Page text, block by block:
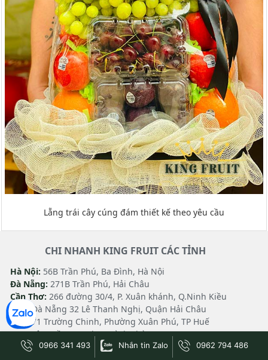
Lẵng trái cây cúng đám thiết kế theo yêu cầu
CHI NHANH KING FRUIT CÁC TỈNH
Hà Nội: 56B Trần Phú, Ba Đình, Hà Nội
Đà Nẵng: 271B Trần Phú, Hải Châu
Cần Thơ: 266 đường 30/4, P. Xuân khánh, Q.Ninh Kiều
CN 5Đà Nẵng 32 Lê Thanh Nghị, Quận Hải Châu
CN 6
71 Trường Chinh, Phường Xuân Phú, TP Huế
CN 7Lâm Đồng 05 Phan Đình Phùng
CN 8Bình Dương 151 Phú Lợi, P. Phú Lợi, Tp. Thủ Dầu
0966 341 493 Nhắn tin Zalo 0962 794 486